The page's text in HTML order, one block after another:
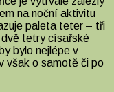
na noční aktivitu
paleta teter – tři
tetry císařské
bylo nejlépe v
však o samotě či po